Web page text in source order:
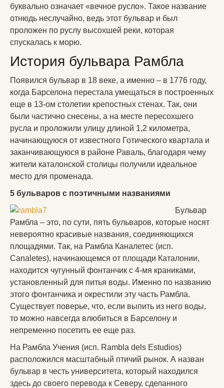
буквально означает «вечное русло». Такое название
отнюдь неслучайно, ведь этот бульвар и был
проложен по руслу высохшей реки, которая
спускалась к морю.
История бульвара Рамбла
Появился бульвар в 18 веке, а именно – в 1776 году,
когда Барселона перестала умещаться в построенных
еще в 13-ом столетии крепостных стенах. Так, они
были частично снесены, а на месте пересохшего
русла и проложили улицу длиной 1,2 километра,
начинающуюся от известного Готического квартала и
заканчивающуюся в районе Раваль, благодаря чему
жители каталонской столицы получили идеальное
место для променада.
5 бульваров с поэтичными названиями
Бульвар
Рамбла – это, по сути, пять бульваров, которые носят
невероятно красивые названия, соединяющихся
площадями. Так, на Рамбла Каналетес (исп.
Canaletes), начинающемся от площади Каталонии,
находится чугунный фонтанчик с 4-мя краниками,
установленный для питья воды. Именно по названию
этого фонтанчика и окрестили эту часть Рамбла.
Существует поверье, что, если выпить из него воды,
то можно навсегда влюбиться в Барселону и
непременно посетить ее еще раз.
На Рамбла Учения (исп. Rambla dels Estudios)
расположился масштабный птичий рынок. А назван
бульвар в честь университета, который находился
здесь до своего перевода к Северу, сделанного